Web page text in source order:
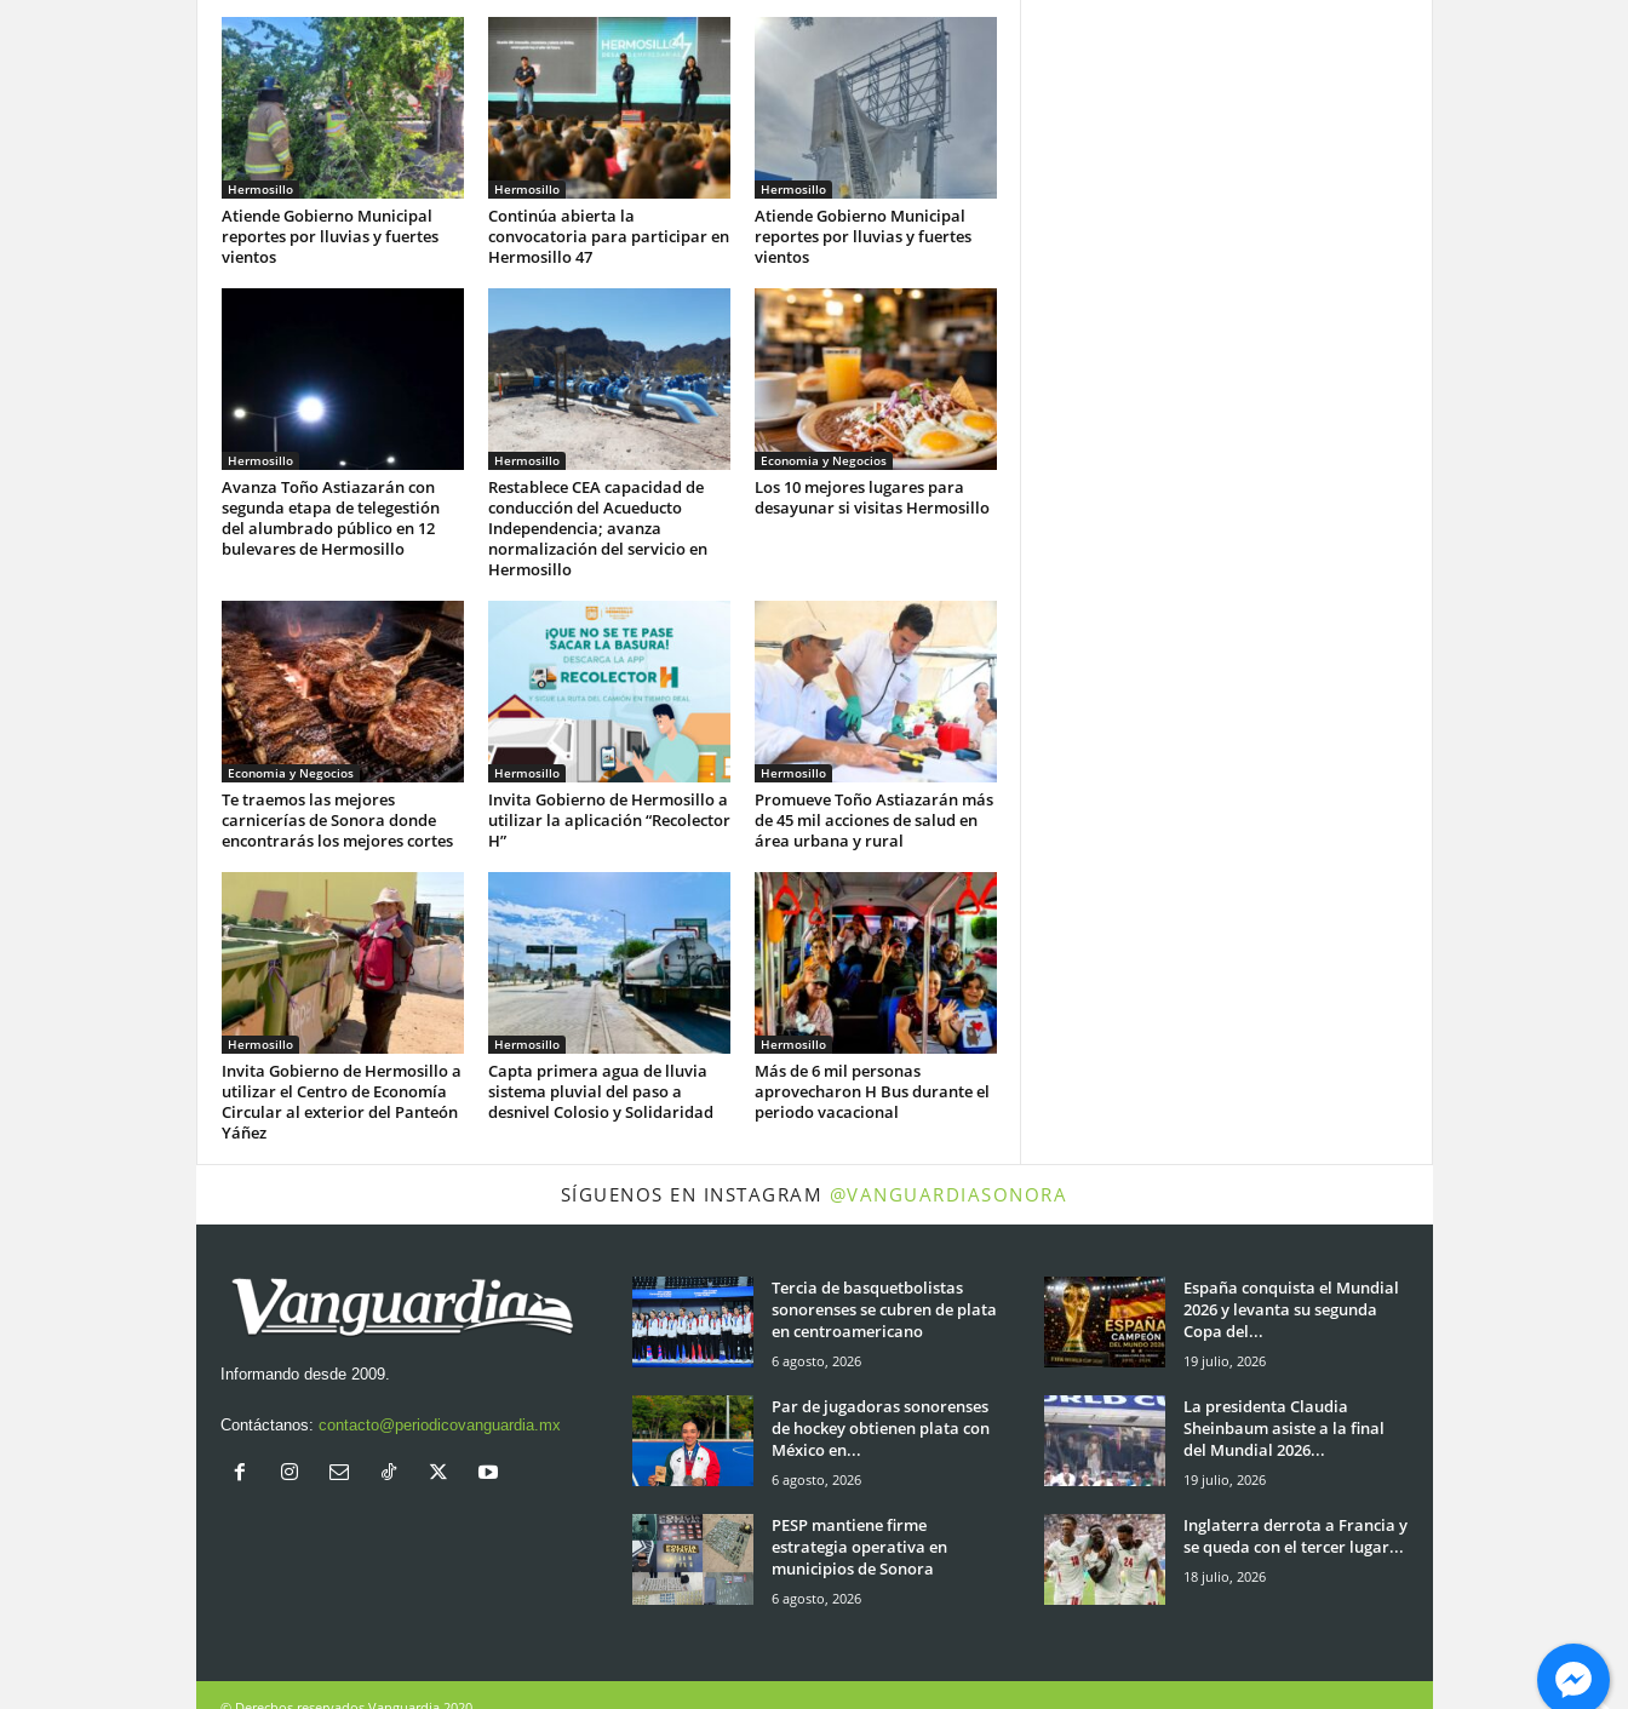
Hermosillo
Atiende Gobierno Municipal
reportes por lluvias y fuertes
vientos
Hermosillo
Continúa abierta la
convocatoria para participar en
Hermosillo 47
Hermosillo
Atiende Gobierno Municipal
reportes por lluvias y fuertes
vientos
Hermosillo
Avanza Toño Astiazarán con
segunda etapa de telegestión
del alumbrado público en 12
bulevares de Hermosillo
Hermosillo
Restablece CEA capacidad de
conducción del Acueducto
Independencia; avanza
normalización del servicio en
Hermosillo
Economia y Negocios
Los 10 mejores lugares para
desayunar si visitas Hermosillo
Economia y Negocios
Te traemos las mejores
carnicerías de Sonora donde
encontrarás los mejores cortes
Hermosillo
Invita Gobierno de Hermosillo a
utilizar la aplicación “Recolector
H”
Hermosillo
Promueve Toño Astiazarán más
de 45 mil acciones de salud en
área urbana y rural
Hermosillo
Invita Gobierno de Hermosillo a
utilizar el Centro de Economía
Circular al exterior del Panteón
Yáñez
Hermosillo
Capta primera agua de lluvia
sistema pluvial del paso a
desnivel Colosio y Solidaridad
Hermosillo
Más de 6 mil personas
aprovecharon H Bus durante el
periodo vacacional
SÍGUENOS EN INSTAGRAM @VANGUARDIASONORA
Informando desde 2009.
Contáctanos: contacto@periodicovanguardia.mx
Tercia de basquetbolistas
sonorenses se cubren de plata
en centroamericano
6 agosto, 2026
Par de jugadoras sonorenses
de hockey obtienen plata con
México en...
6 agosto, 2026
PESP mantiene firme
estrategia operativa en
municipios de Sonora
6 agosto, 2026
España conquista el Mundial
2026 y levanta su segunda
Copa del...
19 julio, 2026
La presidenta Claudia
Sheinbaum asiste a la final
del Mundial 2026...
19 julio, 2026
Inglaterra derrota a Francia y
se queda con el tercer lugar...
18 julio, 2026